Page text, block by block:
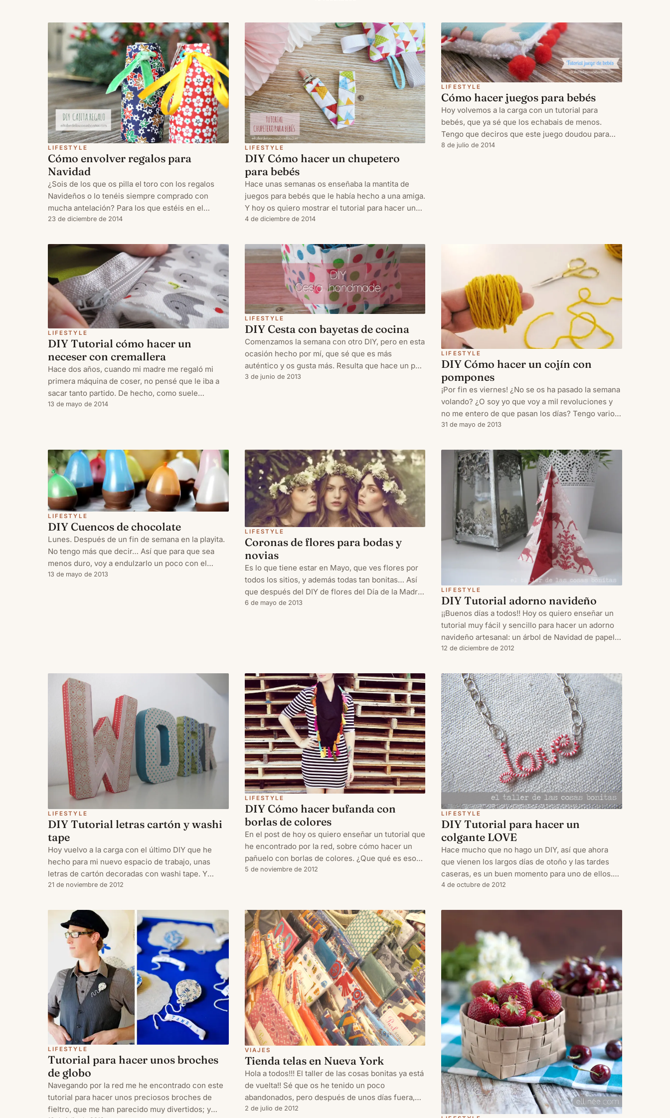
LIFESTYLE
Cómo envolver regalos para
Navidad
¿Sois de los que os pilla el toro con los regalos
Navideños o lo tenéis siempre comprado con
mucha antelación? Para los que estéis en el
primer caso, os quiero enseñar un tutorial para
quedará un packaging bonito y muy
23 de diciembre de 2014
LIFESTYLE
DIY Cómo hacer un chupetero
para bebés
Hace unas semanas os enseñaba la mantita de
juegos para bebés que le había hecho a una amiga.
Y hoy os quiero mostrar el tutorial para hacer un
sujetachupetes a juego.
4 de diciembre de 2014
LIFESTYLE
Cómo hacer juegos para bebés
Hoy volvemos a la carga con un tutorial para
bebés, que ya sé que los echabais de menos.
Tengo que deciros que este juego doudou para
bebés ya lo tenía hecho desde antes de dar a luz,
8 de julio de 2014
LIFESTYLE
DIY Tutorial cómo hacer un
neceser con cremallera
Hace dos años, cuando mi madre me regaló mi
primera máquina de coser, no pensé que le iba a
sacar tanto partido. De hecho, como suele
pasarme con muchas otras cosas, los primeros
13 de mayo de 2014
LIFESTYLE
DIY Cesta con bayetas de cocina
Comenzamos la semana con otro DIY, pero en esta
ocasión hecho por mí, que sé que es más
auténtico y os gusta más. Resulta que hace un par
de meses me contactaron para grabar unos
3 de junio de 2013
LIFESTYLE
DIY Cómo hacer un cojín con
pompones
¡Por fin es viernes! ¿No se os ha pasado la semana
volando? ¿O soy yo que voy a mil revoluciones y
no me entero de que pasan los días? Tengo varios
post pendientes de publicar con tutoriales y DIY
que en el de h
31 de mayo de 2013
LIFESTYLE
DIY Cuencos de chocolate
Lunes. Después de un fin de semana en la playita.
No tengo más que decir… Así que para que sea
menos duro, voy a endulzarlo un poco con el
tutorial de hoy que va de cocina (aunque no sea mi
13 de mayo de 2013
LIFESTYLE
Coronas de flores para bodas y
novias
Es lo que tiene estar en Mayo, que ves flores por
todos los sitios, y además todas tan bonitas… Así
que después del DIY de flores del Día de la Madre,
hoy volvemos con otro tutorial pero para bodas,
6 de mayo de 2013
LIFESTYLE
DIY Tutorial adorno navideño
¡¡Buenos días a todos!! Hoy os quiero enseñar un
tutorial muy fácil y sencillo para hacer un adorno
navideño artesanal: un árbol de Navidad de papel.
Para ello sólo necesitamos: papeles decorados
cúter, lápiz
12 de diciembre de 2012
LIFESTYLE
DIY Tutorial letras cartón y washi
tape
Hoy vuelvo a la carga con el último DIY que he
hecho para mi nuevo espacio de trabajo, unas
letras de cartón decoradas con washi tape. Y
como no podía ser de otro modo, las letras
he puesto encima del escritorio
21 de noviembre de 2012
LIFESTYLE
DIY Cómo hacer bufanda con
borlas de colores
En el post de hoy os quiero enseñar un tutorial que
he encontrado por la red, sobre cómo hacer un
pañuelo con borlas de colores. ¿Que qué es eso?
Pues es el típico pañuelo donde todo su perímetro
5 de noviembre de 2012
LIFESTYLE
DIY Tutorial para hacer un
colgante LOVE
Hace mucho que no hago un DIY, así que ahora
que vienen los largos días de otoño y las tardes
caseras, es un buen momento para uno de ellos.
En esta ocasión os quiero enseñar un tutorial para
palabra LOVE; pero
4 de octubre de 2012
LIFESTYLE
Tutorial para hacer unos broches
de globo
Navegando por la red me he encontrado con este
tutorial para hacer unos preciosos broches de
fieltro, que me han parecido muy divertidos; y
VIAJES
Tienda telas en Nueva York
Hola a todos!!! El taller de las cosas bonitas ya está
de vuelta!! Sé que os he tenido un poco
abandonados, pero después de unos días fuera,
vengo con la “maleta” llena (y no solo en sentido
2 de julio de 2012